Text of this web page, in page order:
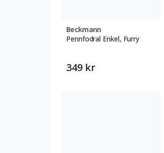
Beckmann
Pennfodral Enkel, Furry
349 kr